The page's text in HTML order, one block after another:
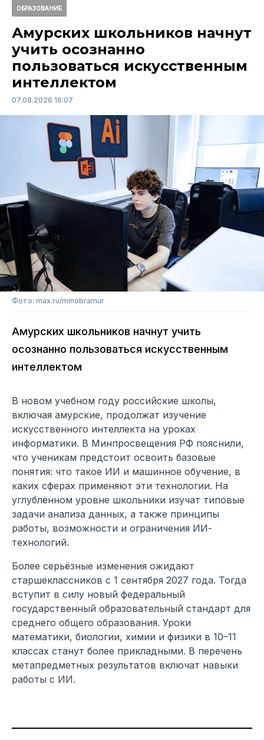
ОБРАЗОВАНИЕ
Амурских школьников начнут
учить осознанно
пользоваться искусственным
интеллектом
07.08.2026 16:07
Фото: max.ru/minobramur
Амурских школьников начнут учить
осознанно пользоваться искусственным
интеллектом
В новом учебном году российские школы,
включая амурские, продолжат изучение
искусственного интеллекта на уроках
информатики. В Минпросвещения РФ пояснили,
что ученикам предстоит освоить базовые
понятия: что такое ИИ и машинное обучение, в
каких сферах применяют эти технологии. На
углублённом уровне школьники изучат типовые
задачи анализа данных, а также принципы
работы, возможности и ограничения ИИ-
технологий.
Более серьёзные изменения ожидают
старшеклассников с 1 сентября 2027 года. Тогда
вступит в силу новый федеральный
государственный образовательный стандарт для
среднего общего образования. Уроки
математики, биологии, химии и физики в 10–11
классах станут более прикладными. В перечень
метапредметных результатов включат навыки
работы с ИИ.